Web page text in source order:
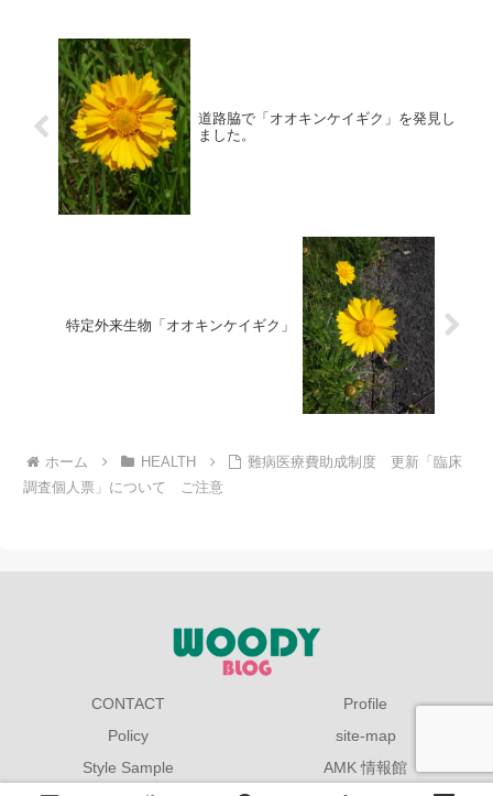
道路脇で「オオキンケイギク」を発見し
ました。
特定外来生物「オオキンケイギク」
ホーム HEALTH
難病医療費助成制度 更新「臨床
調査個人票」について ご注意
CONTACT
Profile
Policy
site-map
Style Sample
AMK 情報館